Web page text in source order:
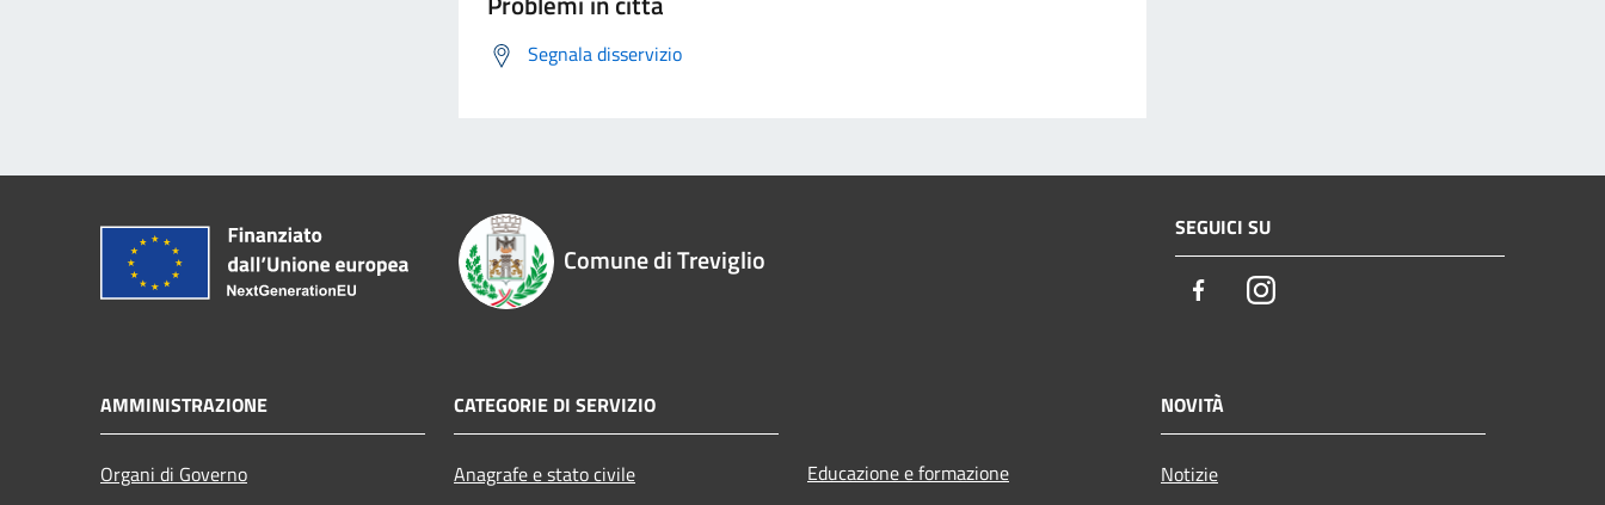
Segnala disservizio
Comune di Treviglio
SEGUICI SU
FacebookInstagram
AMMINISTRAZIONE
Organi di Governo
CATEGORIE DI SERVIZIO
Anagrafe e stato civile
Educazione e formazione
NOVITÀ
Notizie